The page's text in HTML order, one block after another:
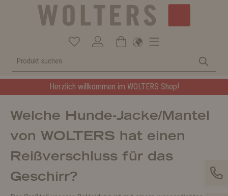
Herzlich willkommen im WOLTERS Shop!
Welche Hunde-Jacke/Mantel
von WOLTERS hat einen
Reißverschluss für das
Geschirr?